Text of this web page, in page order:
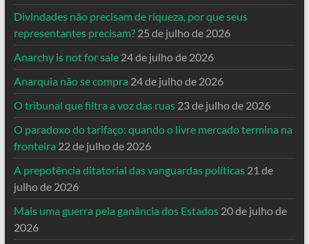
Divindades não precisam de riqueza, por que seus
representantes precisam? 25 de julho de 2026
Anarchy is not for sale 24 de julho de 2026
Anarquia não se compra 24 de julho de 2026
O tribunal que filtra a voz das ruas 23 de julho de 2026
O paradoxo do tarifaço: quando o livre mercado termina na
fronteira 22 de julho de 2026
A prepotência ditatorial das vanguardas políticas 21 de
julho de 2026
Mais uma guerra pela ganância dos Estados 20 de julho de
2026